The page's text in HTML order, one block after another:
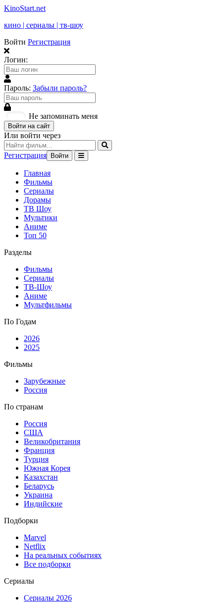
KinoStart.net
кино | сериалы | тв-шоу
Войти Регистрация
Логин:
Пароль: Забыли пароль?
Не запоминать меня
Войти на сайт
Или войти через
Регистрация Войти
Главная
Фильмы
Сериалы
Дорамы
ТВ Шоу
Мультики
Аниме
Топ 50
Разделы
Фильмы
Сериалы
ТВ-Шоу
Аниме
Мультфильмы
По Годам
2026
2025
Фильмы
Зарубежные
Россия
По странам
Россия
США
Великобритания
Франция
Турция
Южная Корея
Казахстан
Беларусь
Украина
Индийские
Подборки
Marvel
Netflix
На реальных событиях
Все подборки
Сериалы
Сериалы 2026